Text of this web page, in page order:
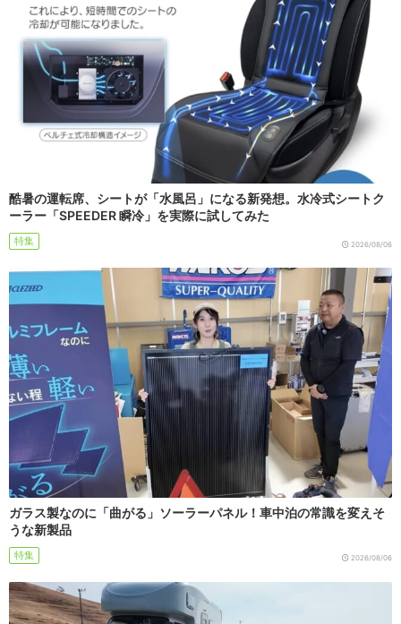
酷暑の運転席、シートが「水風呂」になる新発想。水冷式シートク
ーラー「SPEEDER 瞬冷」を実際に試してみた
特集 2026/08/06
ガラス製なのに「曲がる」ソーラーパネル！車中泊の常識を変えそ
うな新製品
特集 2026/08/06